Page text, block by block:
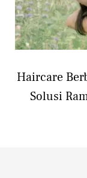
Haircare
Solusi